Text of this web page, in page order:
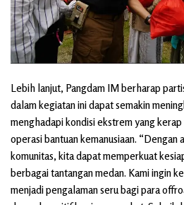
Lebih lanjut, Pangdam IM berharap
dalam kegiatan ini dapat semakin
menghadapi kondisi ekstrem yang
operasi bantuan kemanusiaan. “Dengan
komunitas, kita dapat memperkuat
berbagai tantangan medan. Kami ingin
menjadi pengalaman seru bagi para